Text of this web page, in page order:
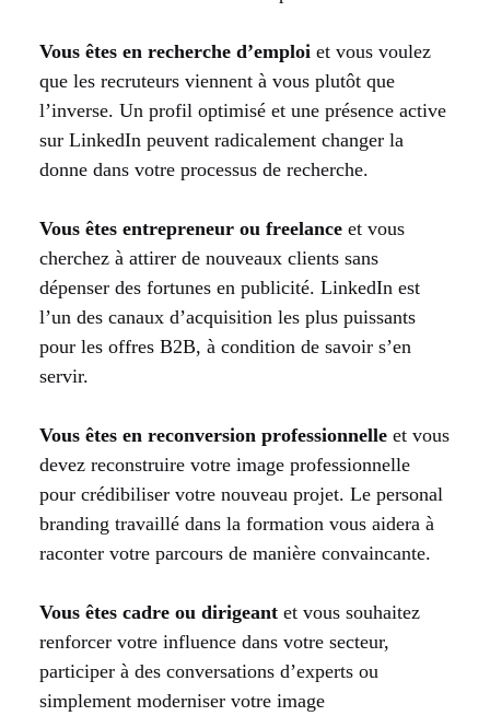
Vous êtes en recherche d’emploi et vous voulez
que les recruteurs viennent à vous plutôt que
l’inverse. Un profil optimisé et une présence active
sur LinkedIn peuvent radicalement changer la
donne dans votre processus de recherche.
Vous êtes entrepreneur ou freelance et vous
cherchez à attirer de nouveaux clients sans
dépenser des fortunes en publicité. LinkedIn est
l’un des canaux d’acquisition les plus puissants
pour les offres B2B, à condition de savoir s’en
servir.
Vous êtes en reconversion professionnelle et vous
devez reconstruire votre image professionnelle
pour crédibiliser votre nouveau projet. Le personal
branding travaillé dans la formation vous aidera à
raconter votre parcours de manière convaincante.
Vous êtes cadre ou dirigeant et vous souhaitez
renforcer votre influence dans votre secteur,
participer à des conversations d’experts ou
simplement moderniser votre image